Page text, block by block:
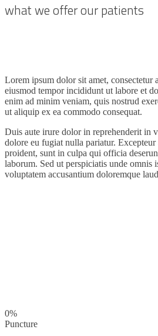
what we offer our patients
Lorem ipsum dolor sit amet, consectetur
eiusmod tempor incididunt ut labore et
enim ad minim veniam, quis nostrud
ut aliquip ex ea commodo consequat.
Duis aute irure dolor in reprehenderit in
dolore eu fugiat nulla pariatur. Excepteur
proident, sunt in culpa qui officia
laborum. Sed ut perspiciatis unde omnis
voluptatem accusantium doloremque
0%
Puncture